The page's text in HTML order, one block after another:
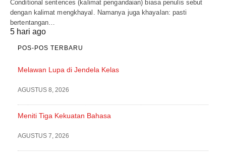
Conditional sentences (kalimat pengandaian) biasa penulis sebut
dengan kalimat mengkhayal. Namanya juga khayalan: pasti
bertentangan…
5 hari ago
POS-POS TERBARU
Melawan Lupa di Jendela Kelas
AGUSTUS 8, 2026
Meniti Tiga Kekuatan Bahasa
AGUSTUS 7, 2026